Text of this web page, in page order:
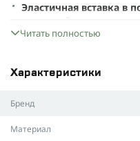
Эластичная вставка в
движений.
Высокая задняя поясная
Широкие поясные петли
Дублирующие
Читать полностью
Характеристики
Бренд
Материал